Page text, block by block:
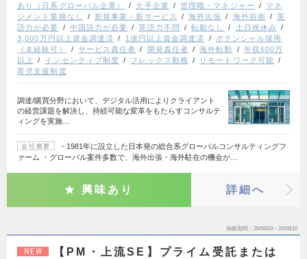
あり（日系グローバル企業）
大手企業 管理職・マネジャー
マネ
ジメント業務なし
新規事業・新サービス 海外出張 海外折衝
英
語力が必要
中国語力が必要 英語力不問 転勤なし
土日祝休み
3,000万円以上資金調達済
1億円以上資金調達済
ポテンシャル採用
（未経験可）
サービス責任者 開発責任者 海外転勤
年収600万
以上
インセンティブ制度 フレックス勤務
リモートワーク可能
育児支援制度
調達/購買分野において、デジタル活用によりクライアント
の経営課題を解決し、持続可能な変革をもたらすコンサルテ
ィングを実施…
会社概要
・1981年に設立した日本発の総合系グローバルコンサルティングフ
ァーム ・グローバル案件多数で、海外出張・海外駐在の機会が…
興味あり 詳細へ
掲載期間 26/08/03～26/08/16
NEW
【PM・上流SE】プライム受託または